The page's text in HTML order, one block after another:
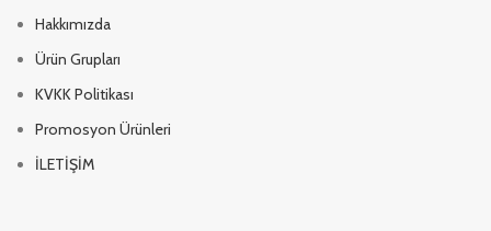
Hakkımızda
Ürün Grupları
KVKK Politikası
Promosyon Ürünleri
İLETİŞİM